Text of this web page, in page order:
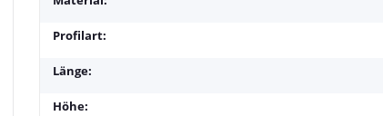
Profilart:
Länge:
Höhe: